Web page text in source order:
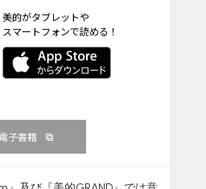
美的がタブレットや
スマートフォンで読める！
電子書籍